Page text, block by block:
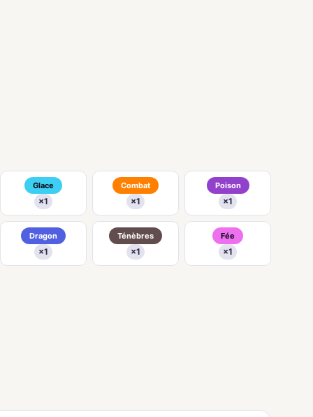
Glace
×1
Combat
×1
Poison
×1
Dragon
×1
Ténèbres
×1
Fée
×1